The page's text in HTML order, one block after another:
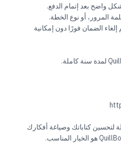
واضح بعد إتمام الدفع.
المرور، أو نوع الخطة.
الضمان فورًا دون إمكانية
لتحسين كتاباتك وصياغة أفكارك